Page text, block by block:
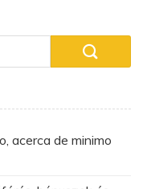
acerca de minimo